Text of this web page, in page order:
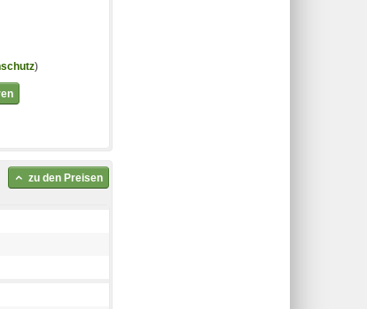
)
zu den Preisen